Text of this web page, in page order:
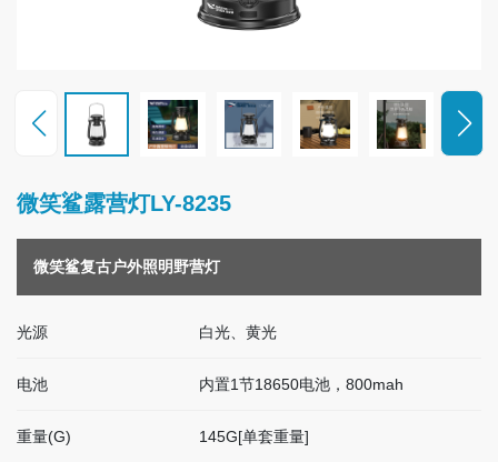
微笑鲨露营灯LY-8235
微笑鲨复古户外照明野营灯
光源 白光、黄光
电池 内置1节18650电池，800mah
重量(G) 145G[单套重量]